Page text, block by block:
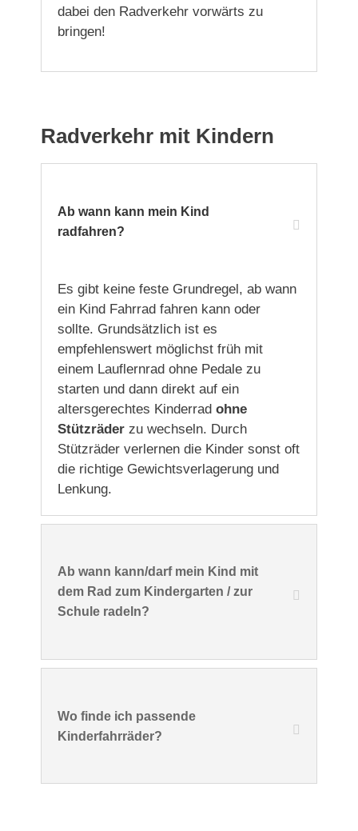
dabei den Radverkehr vorwärts zu
bringen!
Radverkehr mit Kindern
Ab wann kann mein Kind
radfahren?
Es gibt keine feste Grundregel, ab wann
ein Kind Fahrrad fahren kann oder
sollte. Grundsätzlich ist es
empfehlenswert möglichst früh mit
einem Lauflernrad ohne Pedale zu
starten und dann direkt auf ein
altersgerechtes Kinderradohne
Stützräder zu wechseln. Durch
Stützräder verlernen die Kinder sonst oft
die richtige Gewichtsverlagerung und
Lenkung.
Ab wann kann/darf mein Kind mit
dem Rad zum Kindergarten / zur
Schule radeln?
Wo finde ich passende
Kinderfahrräder?